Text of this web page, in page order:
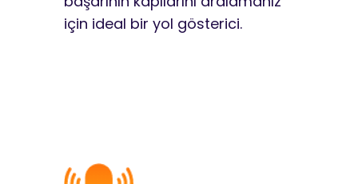
için ideal bir yol gösterici.